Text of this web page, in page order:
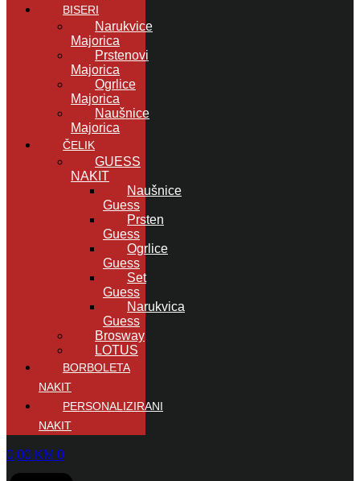
BISERI
Narukvice
Majorica
Prstenovi
Majorica
Ogrlice
Majorica
Naušnice
Majorica
ČELIK
GUESS
NAKIT
Naušnice
Guess
Prsten
Guess
Ogrlice
Guess
Set
Guess
Narukvica
Guess
Brosway
LOTUS
BORBOLETA
NAKIT
PERSONALIZIRANI
NAKIT
0,00 KM 0